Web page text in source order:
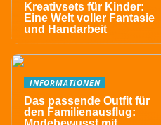
Kreativsets für Kinder:
Eine Welt voller Fantasie
und Handarbeit
INFORMATIONEN
Das passende Outfit für
den Familienausflug: